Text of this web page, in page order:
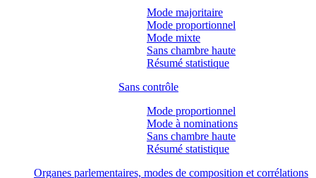
Mode majoritaire
Mode proportionnel
Mode mixte
Sans chambre haute
Résumé statistique
Sans contrôle
Mode proportionnel
Mode à nominations
Sans chambre haute
Résumé statistique
Organes parlementaires, modes de composition et corrélations